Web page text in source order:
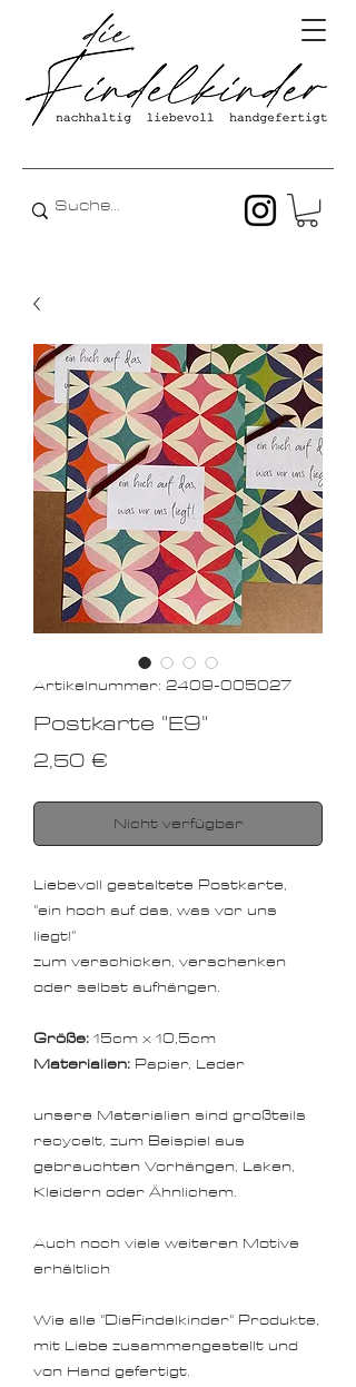
Artikelnummer: 2409-005027
Postkarte "E9"
2,50 €
Nicht verfügbar
Liebevoll gestaltete Postkarte,
"ein hoch auf das, was vor uns
liegt!"
zum verschicken, verschenken
oder selbst aufhängen.
Größe:15cm x 10,5cm
Materialien: Papier, Leder
unsere Materialien sind großteils
recycelt, zum Beispiel aus
gebrauchten Vorhängen, Laken,
Kleidern oder Ähnlichem.
Auch noch viele weiteren Motive
erhältlich
Wie alle "DieFindelkinder" Produkte,
mit Liebe zusammengestellt und
von Hand gefertigt.